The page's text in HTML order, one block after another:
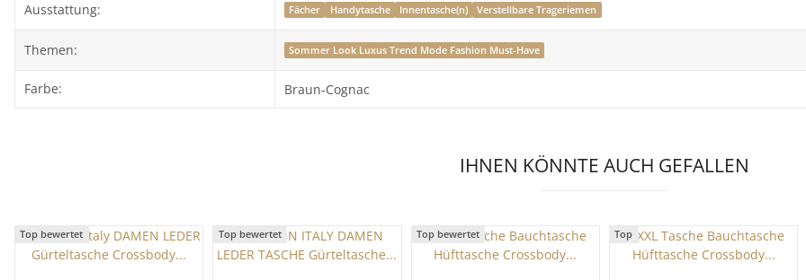
Ausstattung: Fächer Handytasche Innentasche(n) Verstellbare Trageriemen
Themen: Sommer Look Luxus Trend Mode Fashion Must-Have
Farbe: Braun-Cognac
IHNEN KÖNNTE AUCH GEFALLEN
Top bewertet Top bewertet Top bewertet Top